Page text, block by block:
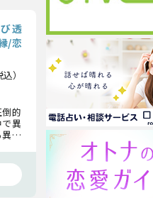
透
/恋
）
的
異
性